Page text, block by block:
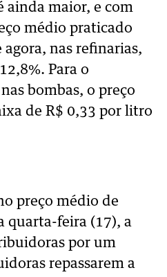
ainda maior, e com
médio praticado
nas refinarias,
Para o
bombas, o preço
de R$ 0,33 por litro
preço médio de
quarta-feira (17), a
por um
repassarem a